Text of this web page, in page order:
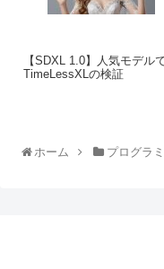
【SDXL 1.0】人気モデル
TimeLessXLの検証
ホーム プログラ